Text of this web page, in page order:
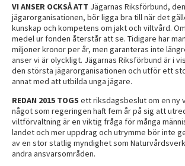
VI ANSER OCKSÅ ATT Jägarnas Riksförbund,
jägarorganisationen, bör ligga bra till när det
kunskap och kompetens om jakt och viltvård.
medel ur fonden återstår att se. Tidigare har
miljoner kronor per år, men garanteras inte
anser vi är olyckligt. Jägarnas Riksförbund är i
den största jägarorganisationen och utför ett
annat med att utbilda unga jägare.
REDAN 2015 TOGS ett riksdagsbeslut om en ny
något som regeringen haft fem år på sig att
viltförvaltning är en viktig fråga för många
landet och mer uppdrag och utrymme bör inte
av en stor statlig myndighet som
andra ansvarsområden.